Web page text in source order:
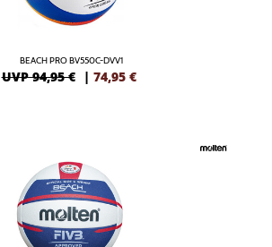
BEACH PRO BV550C-DVV1
UVP 94,95 € | 74,95 €